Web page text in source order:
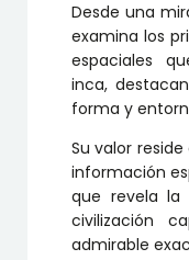
Desde una
examina los
espaciales
inca,
forma y
Su valor
información
que revela la
civilización
admirable